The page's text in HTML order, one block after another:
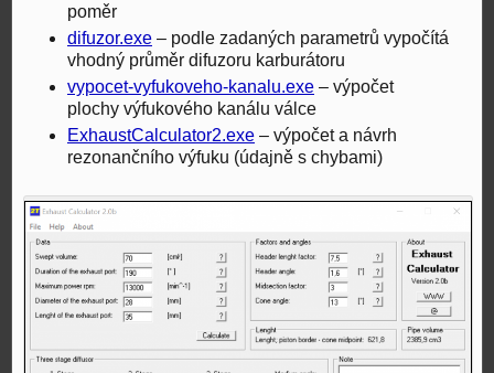
poměr
difuzor.exe – podle zadaných parametrů vypočítá
vhodný průměr difuzoru karburátoru
vypocet-vyfukoveho-kanalu.exe – výpočet
plochy výfukového kanálu válce
ExhaustCalculator2.exe – výpočet a návrh
rezonančního výfuku (údajně s chybami)